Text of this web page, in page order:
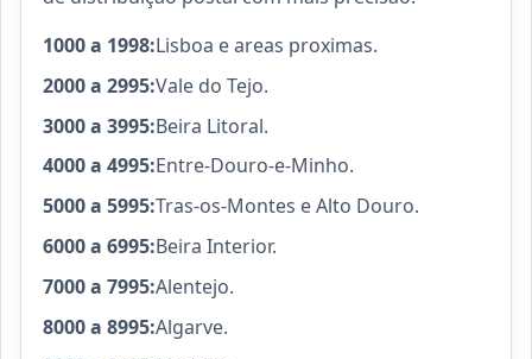
1000 a 1998:Lisboa e areas proximas.
2000 a 2995:Vale do Tejo.
3000 a 3995:Beira Litoral.
4000 a 4995:Entre-Douro-e-Minho.
5000 a 5995:Tras-os-Montes e Alto Douro.
6000 a 6995:Beira Interior.
7000 a 7995:Alentejo.
8000 a 8995:Algarve.